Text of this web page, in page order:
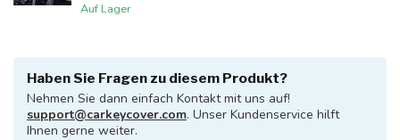
Auf Lager
Haben Sie Fragen zu diesem Produkt?
Nehmen Sie dann einfach Kontakt mit uns auf!
support@carkeycover.com. Unser Kundenservice hilft
Ihnen gerne weiter.